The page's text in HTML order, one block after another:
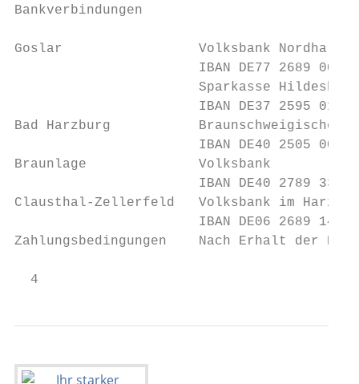
Bankverbindungen
Goslar                 Volksbank
IBAN DE77 2689
Sparkasse
IBAN DE37 2595
Bad Harzburg
IBAN DE40 2505
Braunlage              Volksbank
IBAN DE40 2789
Clausthal-Zellerfeld   Volksbank
IBAN DE06 2689
Zahlungsbedingungen    Nach Erhalt
4